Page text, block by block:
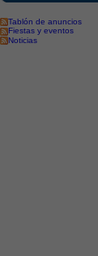
Tablón de anuncios
Fiestas y eventos
Noticias